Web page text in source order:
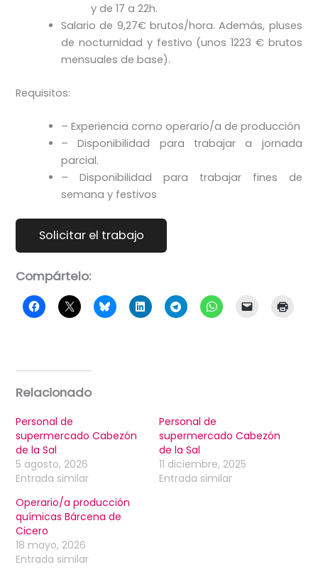
y de 17 a 22h.
Salario de 9,27€ brutos/hora. Además, pluses
de nocturnidad y festivo (unos 1223 € brutos
mensuales de base).
Requisitos:
– Experiencia como operario/a de producción
– Disponibilidad para trabajar a jornada
parcial.
– Disponibilidad para trabajar fines de
semana y festivos
Compártelo:
Relacionado
Personal de
supermercado Cabezón
de la Sal
5 agosto, 2026
Entrada similar
Personal de
supermercado Cabezón
de la Sal
11 diciembre, 2025
Entrada similar
Operario/a producción
químicas Bárcena de
Cicero
18 mayo, 2026
Entrada similar